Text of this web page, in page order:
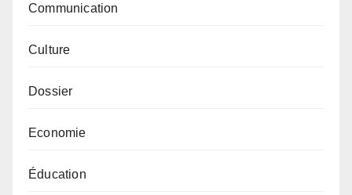
Communication
Culture
Dossier
Economie
Éducation